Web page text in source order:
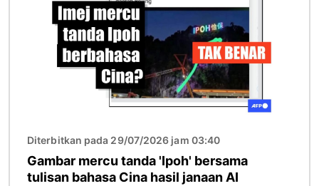
Diterbitkan pada 29/07/2026 jam 03:40
Gambar mercu tanda 'Ipoh' bersama
tulisan bahasa Cina hasil janaan AI